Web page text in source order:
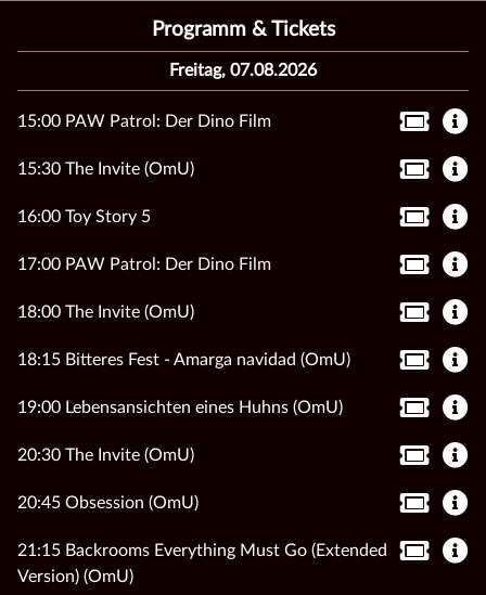
Programm & Tickets
Freitag, 07.08.2026
15:00 PAW Patrol: Der Dino Film
15:30 The Invite (OmU)
16:00 Toy Story 5
17:00 PAW Patrol: Der Dino Film
18:00 The Invite (OmU)
18:15 Bitteres Fest - Amarga navidad (OmU)
19:00 Lebensansichten eines Huhns (OmU)
20:30 The Invite (OmU)
20:45 Obsession (OmU)
21:15 Backrooms Everything Must Go (Extended
Version) (OmU)